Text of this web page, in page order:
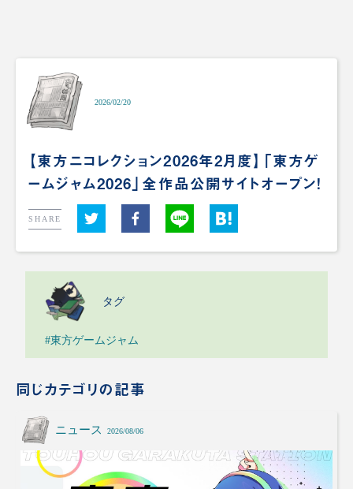
2026/02/20
【東方ニコレクション2026年2月度】「東方ゲ
ームジャム2026」全作品公開サイトオープン！
SHARE
タグ
#東方ゲームジャム
同じカテゴリの記事
ニュース 2026/08/06